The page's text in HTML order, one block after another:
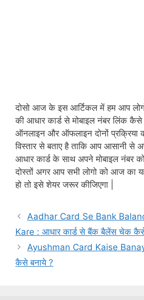
दोसो आज के इस आर्टिकल में हम आप
की आधार कार्ड से मोबाइल नंबर लिंक
ऑनलाइन और ऑफलाइन दोनों प्रक्रिया
विस्तार से बताए है ताकि आप आसानी से
आधार कार्ड के साथ अपने मोबाइल नंबर
दोस्तों अगर आप सभी लोगो को आज का
हो तो इसे शेयर जरूर कीजिएगा |
Aadhar Card Se Bank
Kare : आधार कार्ड से बैंक बैलेंस चेक
Ayushman Card Kaise
कैसे बनाये ?